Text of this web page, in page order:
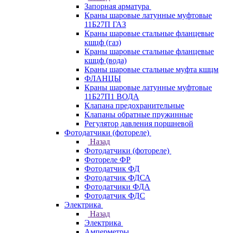
Запорная арматура
Краны шаровые латунные муфтовые
11Б27П ГАЗ
Краны шаровые стальные фланцевые
кшцф (газ)
Краны шаровые стальные фланцевые
кшцф (вода)
Краны шаровые стальные муфта кшцм
ФЛАНЦЫ
Краны шаровые латунные муфтовые
11Б27П1 ВОДА
Клапана предохранительные
Клапаны обратные пружинные
Регулятор давления поршневой
Фотодатчики (фотореле)
Назад
Фотодатчики (фотореле)
Фотореле ФР
Фотодатчик ФД
Фотодатчик ФДСА
Фотодатчики ФДА
Фотодатчик ФДС
Электрика
Назад
Электрика